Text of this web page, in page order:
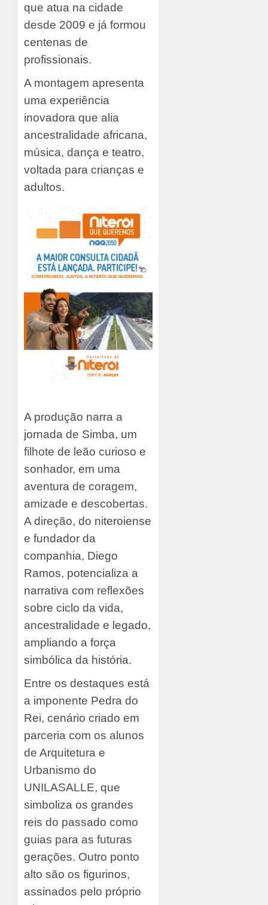
que atua na cidade
desde 2009 e já formou
centenas de
profissionais.
A montagem apresenta
uma experiência
inovadora que alia
ancestralidade africana,
música, dança e teatro,
voltada para crianças e
adultos.
A produção narra a
jornada de Simba, um
filhote de leão curioso e
sonhador, em uma
aventura de coragem,
amizade e descobertas.
A direção, do niteroiense
e fundador da
companhia, Diego
Ramos, potencializa a
narrativa com reflexões
sobre ciclo da vida,
ancestralidade e legado,
ampliando a força
simbólica da história.
Entre os destaques está
a imponente Pedra do
Rei, cenário criado em
parceria com os alunos
de Arquitetura e
Urbanismo do
UNILASALLE, que
simboliza os grandes
reis do passado como
guias para as futuras
gerações. Outro ponto
alto são os figurinos,
assinados pelo próprio